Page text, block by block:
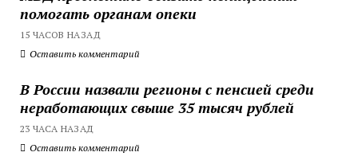
помогать органам опеки
15 ЧАСОВ НАЗАД
Оставить комментарий
В России назвали регионы с пенсией среди
неработающих свыше 35 тысяч рублей
23 ЧАСА НАЗАД
Оставить комментарий